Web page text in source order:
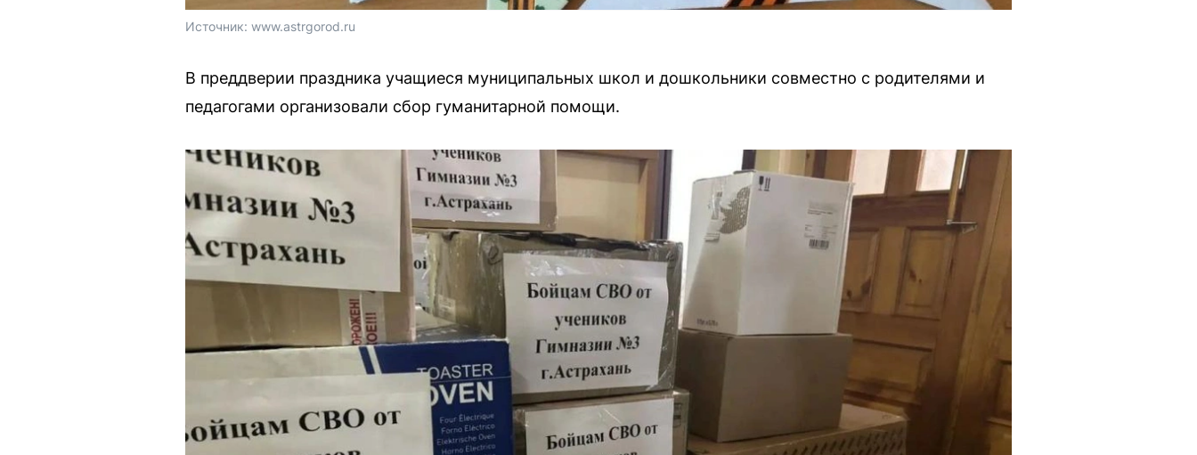
Источник: www.astrgorod.ru
В преддверии праздника учащиеся муниципальных школ и дошкольники совместно с родителями и
педагогами организовали сбор гуманитарной помощи.